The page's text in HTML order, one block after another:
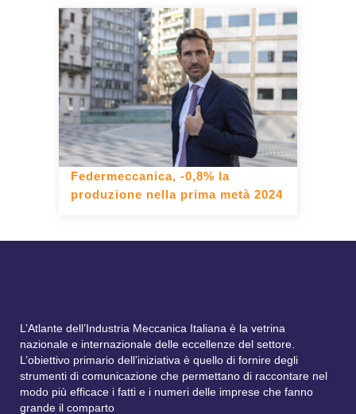
Federmeccanica, -0,8% la
produzione nella prima metà 2024
L’Atlante dell’Industria Meccanica Italiana è la vetrina
nazionale e internazionale delle eccellenze del settore.
L’obiettivo primario dell’iniziativa è quello di fornire degli
strumenti di comunicazione che permettano di raccontare nel
modo più efficace i fatti e i numeri delle imprese che fanno
grande il comparto